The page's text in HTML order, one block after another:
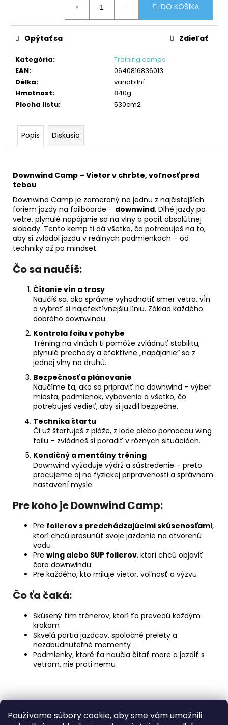
Používame súbory cookie, aby sme vám umožnili
DO KOŠÍKA
Kategória:
Training camps
EAN:
0640816836013
Délka:
variabilní
Hmotnost:
840g
Plocha listu: 530cm2
Opýtať sa Zdieľať
Popis Diskusia
Downwind Camp – Vietor v chrbte, voľnosť pred
tebou
Downwind Camp je zameraný na jednu z najčistejších
foriem jazdy na foilboarde – downwind. Dlhé jazdy po
vetre, plynulé napájanie sa na vlny a pocit absolútnej
slobody. Tento kemp ti dá všetko, čo potrebuješ na to,
aby si zvládol jazdu v reálnych podmienkach – od
techniky až po mindset.
Čo sa naučíš:
Čítanie vĺn a trasy
Naučíš sa, ako správne vyhodnotiť smer vetra, vĺn
a vybrať si najefektívnejšiu líniu. Základ každého
dobrého downwindu.
Kontrola foilu v pohybe
Tréning na vlnách ti pomôže zvládnuť stabilitu,
plynulé prechody a efektívne „napájanie“ sa z
jednej vlny na druhú.
Bezpečnosť a plánovanie
Naučíme ťa, ako sa pripraviť na downwind – výber
miesta, podmienok, vybavenia a všetko, čo
potrebuješ vedieť, aby si jazdil bezpečne.
Technika štartu
Či už štartuješ z pláže, z lode alebo pomocou wing
foilu – zvládneš si poradiť v rôznych situáciách.
Kondičný a mentálny tréning
Downwind vyžaduje výdrž a sústredenie – preto
pracujeme aj na fyzickej pripravenosti a správnom
nastavení mysle.
Pre koho je Downwind Camp:
Pre foilerov s predchádzajúcimi skúsenosťami,
ktorí chcú presunúť svoje jazdenie na otvorenú
vodu
Pre wing alebo SUP foilerov, ktorí chcú objaviť
čaro downwindu
Pre každého, kto miluje vietor, voľnosť a výzvu
Čo ťa čaká:
Skúsený tím trénerov, ktorí ťa prevedú každým
krokom
Skvelá partia jazdcov, spoločné prelety a
nezabudnuteľné momenty
Podmienky, ktoré ťa naučia čítať more a jazdiť s
vetrom, nie proti nemu
Z